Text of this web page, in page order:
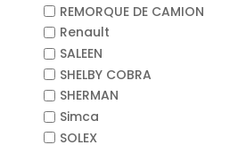
REMORQUE DE CAMION
Renault
SALEEN
SHELBY COBRA
SHERMAN
Simca
SOLEX